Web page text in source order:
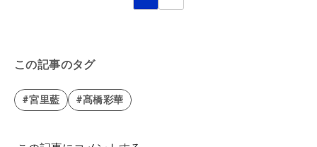
この記事のタグ
#宮里藍 #髙橋彩華